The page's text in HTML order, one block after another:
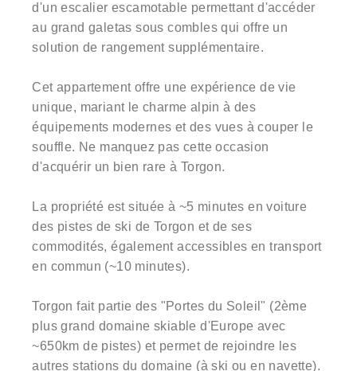
d'un escalier escamotable permettant d'accéder
au grand galetas sous combles qui offre un
solution de rangement supplémentaire.
Cet appartement offre une expérience de vie
unique, mariant le charme alpin à des
équipements modernes et des vues à couper le
souffle. Ne manquez pas cette occasion
d'acquérir un bien rare à Torgon.
La propriété est située à ~5 minutes en voiture
des pistes de ski de Torgon et de ses
commodités, également accessibles en transport
en commun (~10 minutes).
Torgon fait partie des "Portes du Soleil" (2ème
plus grand domaine skiable d'Europe avec
~650km de pistes) et permet de rejoindre les
autres stations du domaine (à ski ou en navette).